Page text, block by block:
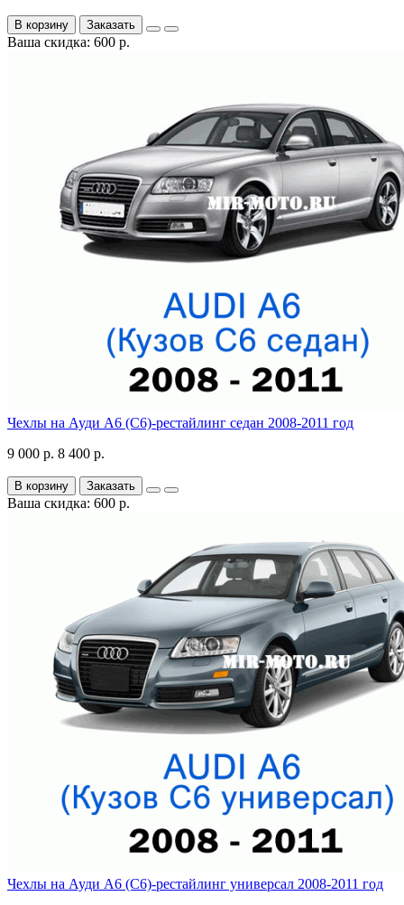
В корзину Заказать
Ваша скидка: 600 р.
Чехлы на Ауди А6 (С6)-рестайлинг седан 2008-2011 год
9 000 р. 8 400 р.
В корзину Заказать
Ваша скидка: 600 р.
Чехлы на Ауди А6 (С6)-рестайлинг универсал 2008-2011 год